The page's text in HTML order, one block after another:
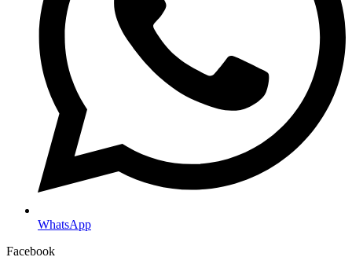
WhatsApp
Facebook